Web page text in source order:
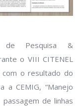
Pesquisa &
o VIII CITENEL
o resultado do
a CEMIG, “Manejo
de linhas